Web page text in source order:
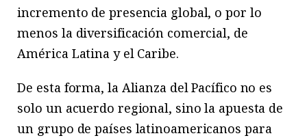
incremento de presencia global, o por lo
menos la diversificación comercial, de
América Latina y el Caribe.
De esta forma, la Alianza del Pacífico no es
solo un acuerdo regional, sino la apuesta de
un grupo de países latinoamericanos para